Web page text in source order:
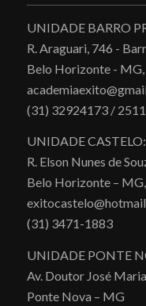
UNIDADE BARRO
R. Araguari, 746 -
Belo Horizonte -
(31) 32924173 /
UNIDADE CASTELO:
R. Elson Nunes de
Belo Horizonte –
(31) 3471-1883
UNIDADE PONTE
Av. Doutor José
Ponte Nova – MG